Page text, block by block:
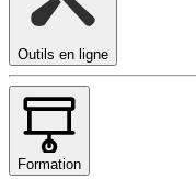
Outils en ligne
Formation